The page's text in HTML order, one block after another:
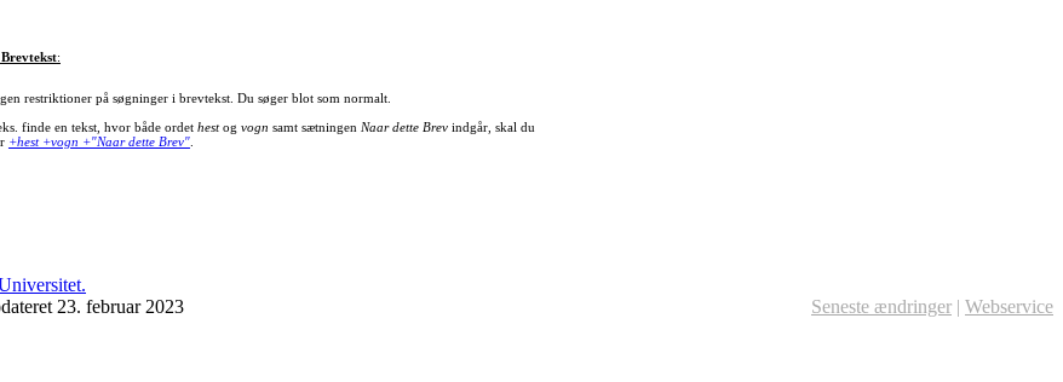
Brevtekst:
restriktioner på søgninger i brevtekst. Du søger blot som normalt.
finde en tekst, hvor både ordet hestog vogn samt sætningen Naar dette Brevindgår, skal du
+hest +vogn +"Naar dette Brev".
23. februar 2023 Seneste ændringer | Webservice